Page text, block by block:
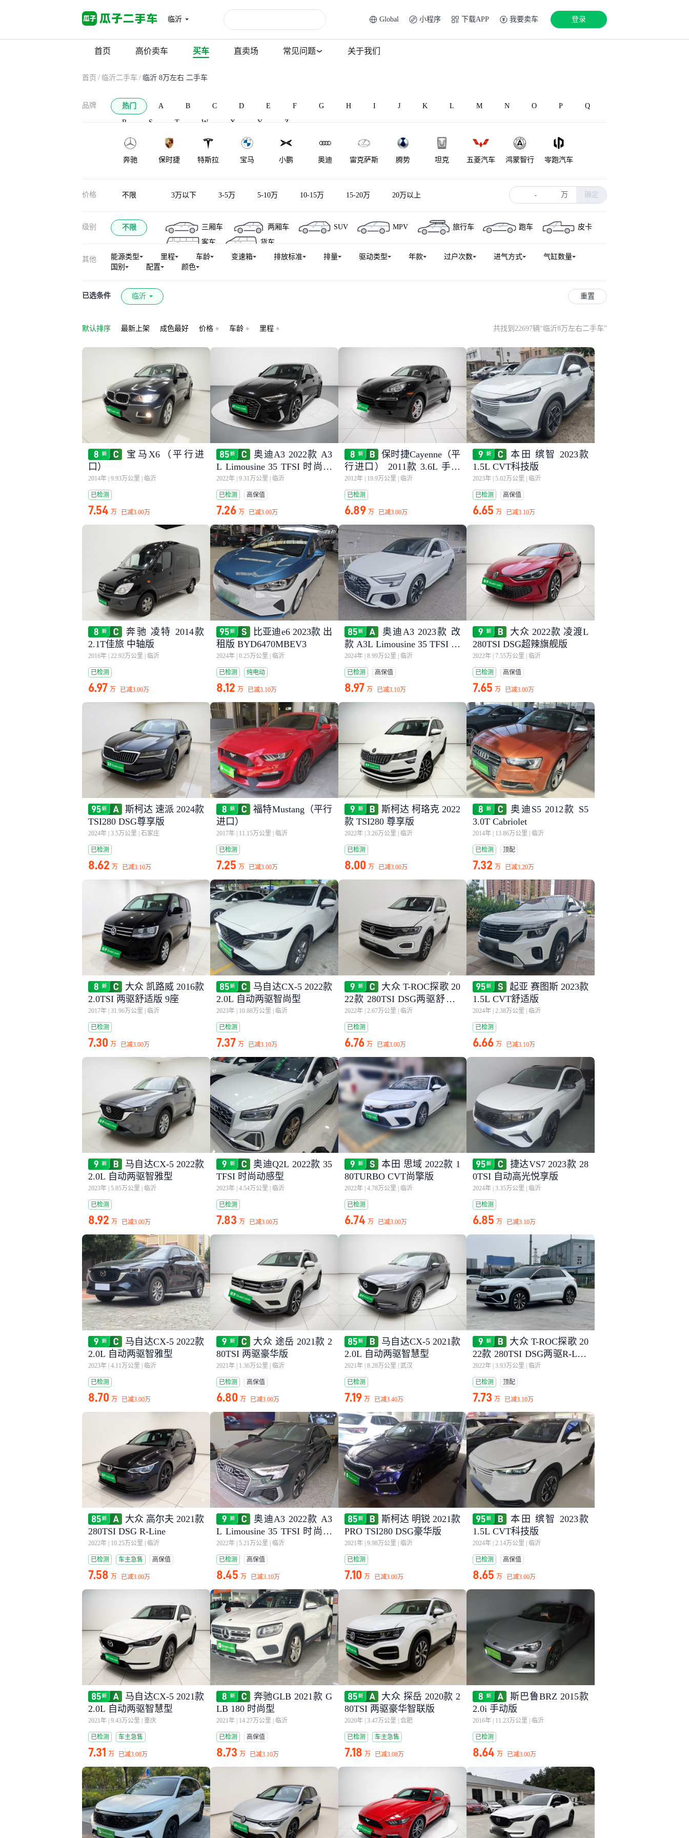
临沂 Global 小程序 下载APP 我要卖车 登录
首页 高价卖车 买车 直卖场 常见问题 关于我们
首页 / 临沂二手车 / 临沂 8万左右 二手车
品牌 热门 A B C D E F G H I J K L M N O P Q
R S T W X Y Z
奔驰 保时捷 特斯拉 宝马 小鹏 奥迪 雷克萨斯 腾势 坦克 五菱汽车 鸿蒙智行 零跑汽车
凯迪拉克 沃尔沃 大众 红旗 别克 理想汽车 蔚来
价格 不限 3万以下 3-5万 5-10万 10-15万 15-20万 20万以上 - 万 确定
级别 不限 三厢车 两厢车 SUV MPV 旅行车 跑车
皮卡
客车
货车
其他 能源类型 里程 车龄 变速箱 排放标准 排量 驱动类型 年款 过户次数 进气方式
气缸数量
国别
配置 颜色
已选条件 临沂 重置
默认排序 最新上架 成色最好 价格 车龄 里程 共找到22697辆“ 临沂8万左右二手车”
宝马X6（平行进
口）
2014年 9.93万公里 临沂
已检测
7.54 万 已减3.00万
奥迪A3 2022款 A3
L Limousine 35 TFSI 时尚致
雅型
2022年 9.31万公里 临沂
已检测 高保值
7.26 万 已减3.00万
保时捷Cayenne（平
行进口） 2011款 3.6L 手自
一体 美规版
2012年 19.9万公里 临沂
已检测
6.89 万 已减3.00万
本田 缤智 2023款
1.5L CVT科技版
2023年 5.02万公里 临沂
已检测 高保值
6.65 万 已减3.10万
奔驰 凌特 2014款
2.1T佳旅 中轴版
2016年 22.92万公里 临沂
已检测
6.97 万 已减3.00万
比亚迪e6 2023款 出
租版 BYD6470MBEV3
2024年 0.25万公里 临沂
已检测 纯电动
8.12 万 已减3.10万
奥迪A3 2023款 改
款 A3L Limousine 35 TFSI 时
尚运动型
2024年 8.99万公里 临沂
已检测 高保值
8.97 万 已减3.10万
大众 2022款 凌渡L
280TSI DSG超辣旗舰版
2022年 7.55万公里 临沂
已检测 高保值
7.65 万 已减3.00万
斯柯达 速派 2024款
TSI280 DSG尊享版
2024年 3.5万公里 石家庄
已检测
8.62 万 已减3.10万
福特Mustang（平行
进口）
2017年 11.15万公里 临沂
已检测
7.25 万 已减3.00万
斯柯达 柯珞克 2022
款 TSI280 尊享版
2022年 3.26万公里 临沂
已检测
8.00 万 已减3.00万
奥迪S5 2012款 S5
3.0T Cabriolet
2014年 13.86万公里 临沂
已检测 顶配
7.32 万 已减3.20万
大众 凯路威 2016款
2.0TSI 两驱舒适版 9座
2017年 31.96万公里 临沂
已检测
7.30 万 已减3.00万
马自达CX-5 2022款
2.0L 自动两驱智尚型
2023年 10.88万公里 临沂
已检测
7.37 万 已减3.10万
大众 T-ROC探歌 20
22款 280TSI DSG两驱舒享P
LUS
2022年 2.67万公里 临沂
已检测
6.76 万 已减3.00万
起亚 赛图斯 2023款
1.5L CVT舒适版
2024年 2.38万公里 临沂
已检测
6.66 万 已减3.10万
马自达CX-5 2022款
2.0L 自动两驱智雅型
2023年 5.85万公里 临沂
已检测
8.92 万 已减3.00万
奥迪Q2L 2022款 35
TFSI 时尚动感型
2023年 4.54万公里 临沂
已检测
7.83 万 已减3.00万
本田 思域 2022款 1
80TURBO CVT尚擎版
2022年 4.78万公里 临沂
已检测
6.74 万 已减3.00万
捷达VS7 2023款 28
0TSI 自动高光悦享版
2024年 3.35万公里 临沂
已检测
6.85 万 已减3.10万
马自达CX-5 2022款
2.0L 自动两驱智雅型
2023年 4.11万公里 临沂
已检测
8.70 万 已减3.00万
大众 途岳 2021款 2
80TSI 两驱豪华版
2021年 1.36万公里 临沂
已检测 高保值
6.80 万 已减3.00万
马自达CX-5 2021款
2.0L 自动两驱智慧型
2021年 8.28万公里 武汉
已检测
7.19 万 已减3.40万
大众 T-ROC探歌 20
22款 280TSI DSG两驱R-Line
Pro PLUS
2022年 3.93万公里 临沂
已检测 顶配
7.73 万 已减3.10万
大众 高尔夫 2021款
280TSI DSG R-Line
2022年 10.25万公里 临沂
已检测 车主急售 高保值
7.58 万 已减3.00万
奥迪A3 2022款 A3
L Limousine 35 TFSI 时尚运
动型
2022年 5.21万公里 临沂
已检测 高保值
8.45 万 已减3.10万
斯柯达 明锐 2021款
PRO TSI280 DSG豪华版
2021年 9.98万公里 临沂
已检测
7.10 万 已减3.00万
本田 缤智 2023款
1.5L CVT科技版
2024年 2.14万公里 临沂
已检测 高保值
8.65 万 已减3.00万
马自达CX-5 2021款
2.0L 自动两驱智慧型
2021年 9.43万公里 重庆
已检测 车主急售
7.31 万 已减3.08万
奔驰GLB 2021款 G
LB 180 时尚型
2021年 14.27万公里 临沂
已检测 高保值
8.73 万 已减3.10万
大众 探岳 2020款 2
80TSI 两驱豪华智联版
2020年 3.47万公里 合肥
已检测 车主急售
7.18 万 已减3.08万
斯巴鲁BRZ 2015款
2.0i 手动版
2016年 11.23万公里 临沂
已检测
8.64 万 已减3.00万